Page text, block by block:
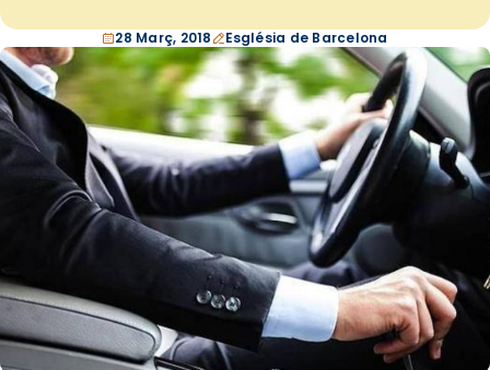
28 Març, 2018 Església de Barcelona